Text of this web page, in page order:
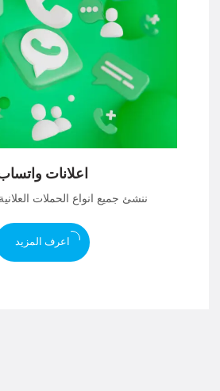
اعلانات
ننشئ جميع انواع الحملات
اعرف المزيد